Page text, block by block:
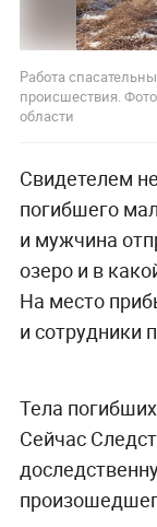
Работа
происшествия.
области
Свидетелем
погибшего
и мужчина
озеро и в
На место
и сотрудники
Тела
Сейчас